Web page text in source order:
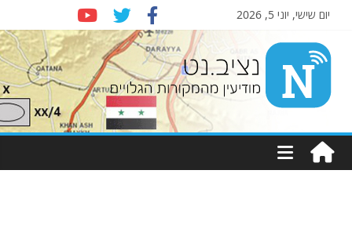
יום שישי, יוני 5, 2026
Nziv.net
מודיעין
מהמקורות